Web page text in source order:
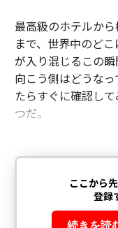
最高級のホテルか
まで、世界中のど
が入り混じるこの
向こう側はどうな
たらすぐに確認し
つだ。